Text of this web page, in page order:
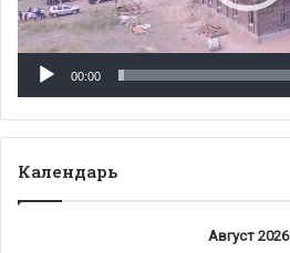
00:00
Календарь
Август 2026